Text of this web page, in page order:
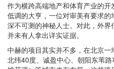
作为横跨高端地产和体育产业的
低调的大亨，一位对审美有要求
深不可测的神秘人士。对此，外
并未有人拿出详实证据。
中赫的项目其实并不多，在北京一
北纬40度、诚盈中心、朝阳东苇